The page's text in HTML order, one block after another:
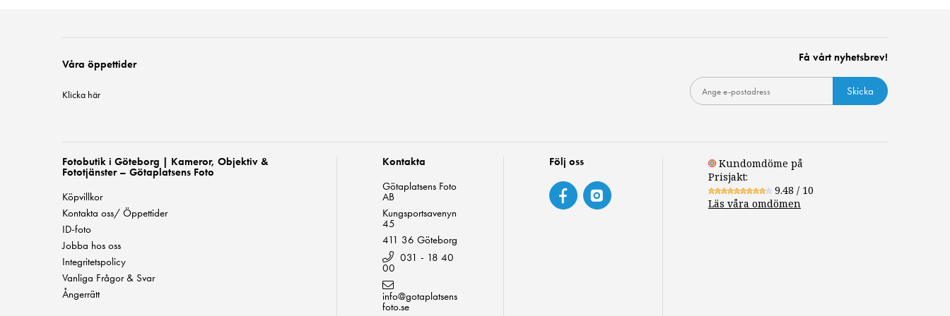
Våra öppettider
Klicka här
Få vårt nyhetsbrev!
Skicka
Fotobutik i Göteborg | Kameror, Objektiv &
Fototjänster – Götaplatsens Foto
Köpvillkor
Kontakta oss/ Öppettider
ID-foto
Jobba hos oss
Integritetspolicy
Vanliga Frågor & Svar
Ångerrätt
Kontakta
Götaplatsens Foto
AB
Kungsportsavenyn
45
411 36 Göteborg
031 - 18 40
00
info@gotaplatsens
foto.se
Följ oss